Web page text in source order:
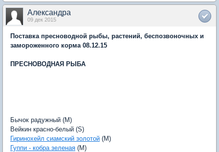
Александра
09 дек 2015
Поставка пресноводной рыбы, растений, беспозвоночных и
замороженного корма 08.12.15
ПРЕСНОВОДНАЯ РЫБА
Бычок радужный (M)
Вейкин красно-белый (S)
Гиринохейл сиамский золотой (M)
Гуппи - кобра зеленая (M)